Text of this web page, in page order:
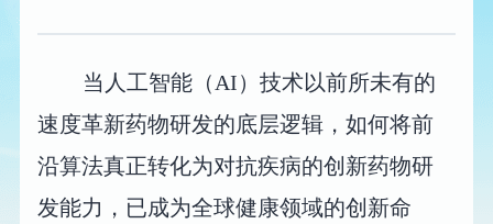
当人工智能（AI）技术以前所未有的
速度革新药物研发的底层逻辑，如何将前
沿算法真正转化为对抗疾病的创新药物研
发能力，已成为全球健康领域的创新命